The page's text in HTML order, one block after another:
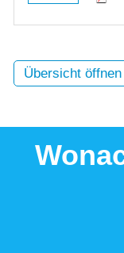
Übersicht öffnen